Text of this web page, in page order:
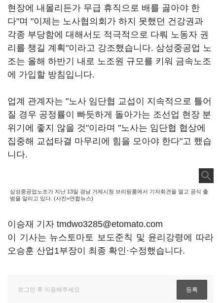
현장에 내몰리든가 무급 휴직으로 배를 곯아야 한
다"며 "이제는 노사협의회가 하지 못했던 건강권과
각종 부당함에 대해서도 적극적으로 다뤄 노동자 권
리를 챙길 계획"이라고 강조했습니다. 삼성중공업 노
조는 올해 하반기 내로 노조원 규모를 키워 금속노조
에 가입할 방침입니다.
업계 관계자는 "노사 임단협 교섭이 지속적으로 틀어
질 경우 공정률이 빠듯하게 돌아가는 조선업 현장 분
위기에 좋지 않을 것"이라며 "노사는 임단협 협상에
집중해 교섭타결 마무리에 힘을 모아야 한다"고 했습
니다.
삼성중공업노조가 지난 13일 경남 거제시청 브리핑룸에서 기자회견을 열고 공식 출
범을 알리고 있다. (사진=연합뉴스)
이승재 기자 tmdwo3285@etomato.com
이 기사는 뉴스토마토 보도준칙 및 윤리강령에 따라
오승훈 산업1부장이 최종 확인·수정했습니다.